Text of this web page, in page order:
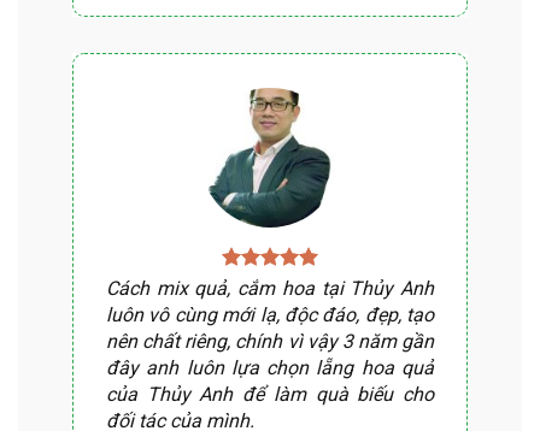
Cách mix quả, cắm hoa tại Thủy Anh
luôn vô cùng mới lạ, độc đáo, đẹp, tạo
nên chất riêng, chính vì vậy 3 năm gần
đây anh luôn lựa chọn lẵng hoa quả
của Thủy Anh để làm quà biếu cho
đối tác của mình.